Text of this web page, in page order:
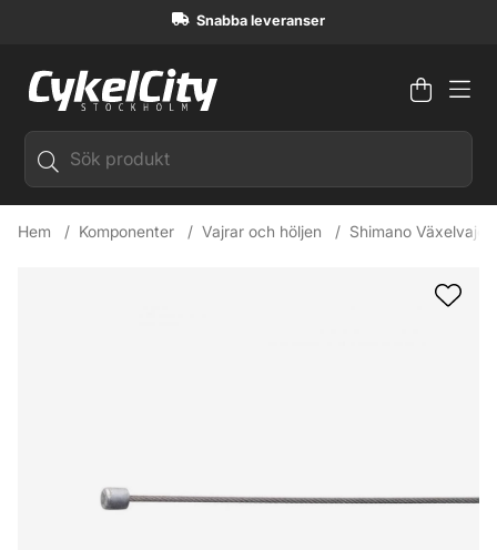
Snabba leveranser
Antal i
.
Hem Komponenter Vajrar och höljen Shimano